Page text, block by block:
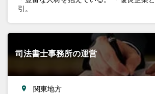
引。
司法書士事務所の運営
関東地方